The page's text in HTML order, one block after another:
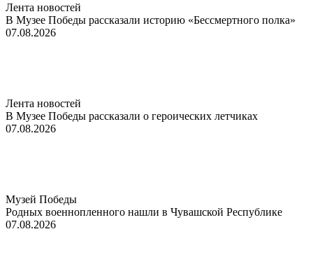
Лента новостей
В Музее Победы рассказали историю «Бессмертного полка»
07.08.2026
Лента новостей
В Музее Победы рассказали о героических летчиках
07.08.2026
Музей Победы
Родных военнопленного нашли в Чувашской Республике
07.08.2026